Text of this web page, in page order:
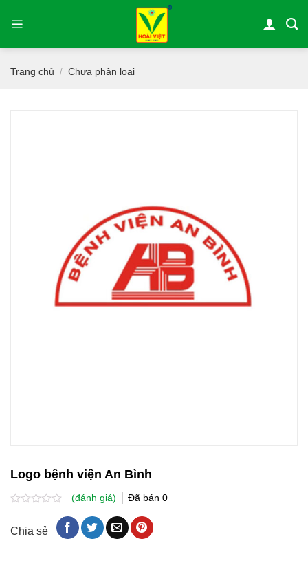
qua
Trang chủ / Chưa phân loại
Logo bệnh viện An Bình
xếp
hạng
(đánh giá) Đã bán 0
Chia sẻ